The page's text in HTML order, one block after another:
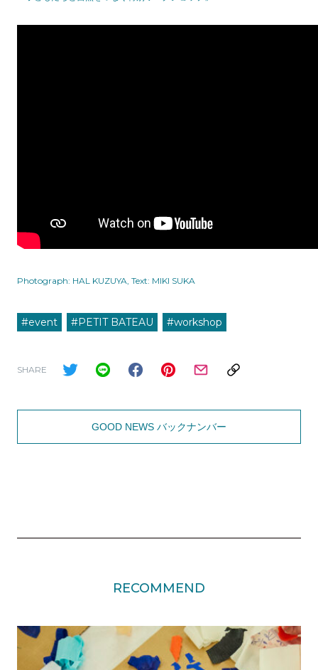
Photograph: HAL KUZUYA, Text: MIKI SUKA
#event #PETIT BATEAU #workshop
SHARE
GOOD NEWS バックナンバー
RECOMMEND